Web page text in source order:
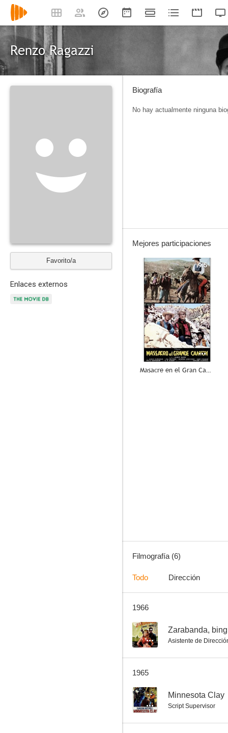
Renzo Ragazzi
Favorito/a
Enlaces externos
Biografía
No hay actualmente ninguna
Mejores participaciones
9.5
Masacre en el Gran Cañón
Filmografía (6)
Todo Dirección
1966
-- Zarabanda,
Asistente de
1965
-- Minnesota Clay
Script Supervisor